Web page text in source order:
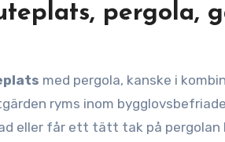
pergola,
med pergola, kanske i
ryms inom bygglovsbefriade
eller får ett tätt tak på pergolan